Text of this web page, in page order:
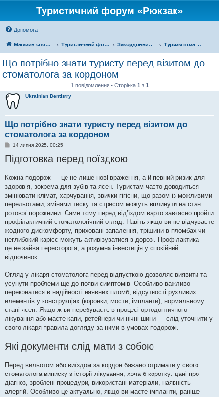
Туристичний форум «Рюкзак»
Допомога
Магазин спорядження Туристичний форум «Рюкзак» Закордонний туризм Туризм поза територією України
Що потрібно знати туристу перед візитом до
стоматолога за кордоном
1 повідомлення • Сторінка 1 з 1
Ukrainian Dentistry
Що потрібно знати туристу перед візитом до
стоматолога за кордоном
П
в
і
м
л
е
н
н
я
14 липня 2025, 00:25
Підготовка перед поїздкою
Кожна подорож — це не лише нові враження, а й певний ризик для
здоров’я, зокрема для зубів та ясен. Туристам часто доводиться
змінювати клімат, харчування, звички гігієни, що разом із можливими
перельотами, змінами тиску та стресом можуть вплинути на стан
ротової порожнини. Саме тому перед від’їздом варто завчасно пройти
профілактичний стоматологічний огляд. Навіть якщо ви не відчуваєте
жодного дискомфорту, приховані запалення, тріщини в пломбах чи
неглибокий карієс можуть активізуватися в дорозі. Профілактика —
це не зайва пересторога, а розумна інвестиція у спокійний
відпочинок.
Огляд у лікаря-стоматолога перед відпусткою дозволяє виявити та
усунути проблеми ще до появи симптомів. Особливо важливо
переконатися в надійності наявних пломб, відсутності рухливих
елементів у конструкціях (коронки, мости, імпланти), нормальному
стані ясен. Якщо ж ви перебуваєте в процесі ортодонтичного
лікування або маєте капи, ретейнери чи нічні шини — слід уточнити у
свого лікаря правила догляду за ними в умовах подорожі.
Які документи слід мати з собою
Перед вильотом або виїздом за кордон бажано отримати у свого
стоматолога виписку з історії лікування, хоча б коротку: дані про
діагноз, зроблені процедури, використані матеріали, наявність
алергій. Особливо це актуально, якщо ви маєте імпланти, раніше